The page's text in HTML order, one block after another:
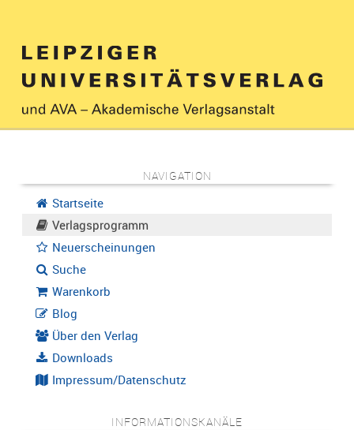
NAVIGATION
Startseite
Verlagsprogramm
Neuerscheinungen
Suche
Warenkorb
Blog
Über den Verlag
Downloads
Impressum/Datenschutz
INFORMATIONSKANÄLE